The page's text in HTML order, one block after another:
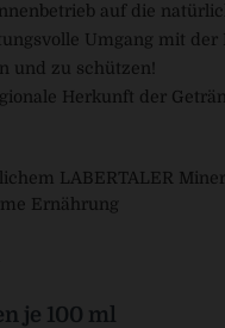
auf die
Umgang mit
und zu schützen!
Herkunft der
LABERTALER
Ernährung
je 100 ml